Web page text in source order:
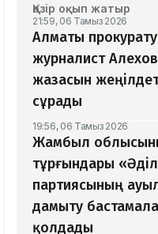
Қазір оқып жатыр
21:59, 06 Тамыз 2026
Алматы
журналист
жазасын
сұрады
19:56, 06 Тамыз 2026
Жамбыл
тұрғындары
партиясының
дамыту
қолдады